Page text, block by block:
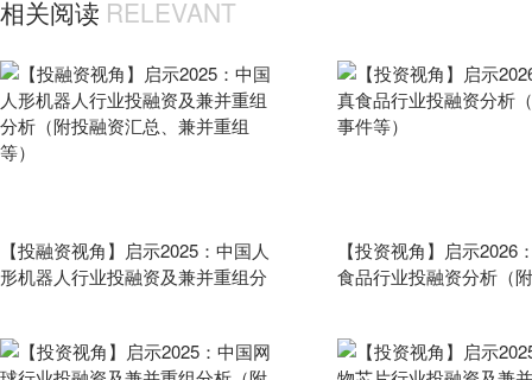
相关阅读 RELEVANT
【投融资视角】启示2025：中国人
形机器人行业投融资及兼并重组分
【投资视角】启示2026
食品行业投融资分析（附